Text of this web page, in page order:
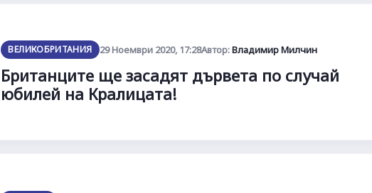
ВЕЛИКОБРИТАНИЯ 29 Ноември 2020, 17:28Автор:Владимир Милчин
Британците ще засадят дървета по случай
юбилей на Кралицата!